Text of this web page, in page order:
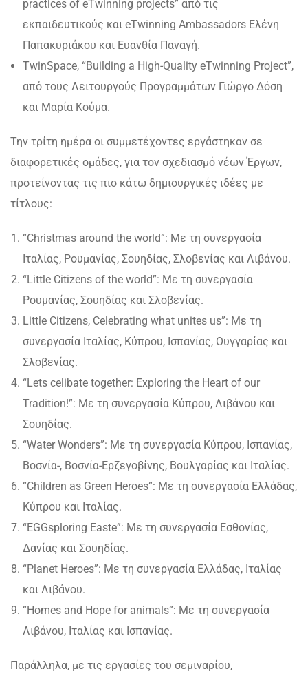
practices of eTwinning projects” από τις
εκπαιδευτικούς και eTwinning Ambassadors Ελένη
Παπακυριάκου και Ευανθία Παναγή.
TwinSpace, “Building a High-Quality eTwinning Project”,
από τους Λειτουργούς Προγραμμάτων Γιώργο Δόση
και Μαρία Κούμα.
Την τρίτη ημέρα οι συμμετέχοντες εργάστηκαν σε
διαφορετικές ομάδες, για τον σχεδιασμό νέων Έργων,
προτείνοντας τις πιο κάτω δημιουργικές ιδέες με
τίτλους:
“Christmas around the world”: Με τη συνεργασία
Ιταλίας, Ρουμανίας, Σουηδίας, Σλοβενίας και Λιβάνου.
“Little Citizens of the world”: Με τη συνεργασία
Ρουμανίας, Σουηδίας και Σλοβενίας.
Little Citizens, Celebrating what unites us”: Με τη
συνεργασία Ιταλίας, Κύπρου, Ισπανίας, Ουγγαρίας και
Σλοβενίας.
“Lets celibate together: Exploring the Heart of our
Tradition!”: Με τη συνεργασία Κύπρου, Λιβάνου και
Σουηδίας.
“Water Wonders”: Με τη συνεργασία Κύπρου, Ισπανίας,
Βοσνία-, Βοσνία-Ερζεγοβίνης, Βουλγαρίας και Ιταλίας.
“Children as Green Heroes”: Με τη συνεργασία Ελλάδας,
Κύπρου και Ιταλίας.
“EGGsploring Easte”: Με τη συνεργασία Εσθονίας,
Δανίας και Σουηδίας.
“Planet Heroes”: Με τη συνεργασία Ελλάδας, Ιταλίας
και Λιβάνου.
“Homes and Hope for animals”: Με τη συνεργασία
Λιβάνου, Ιταλίας και Ισπανίας.
Παράλληλα, με τις εργασίες του σεμιναρίου,